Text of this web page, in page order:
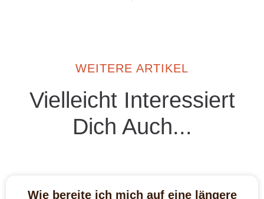
WEITERE ARTIKEL
Vielleicht Interessiert
Dich Auch...
Wie bereite ich mich auf eine längere